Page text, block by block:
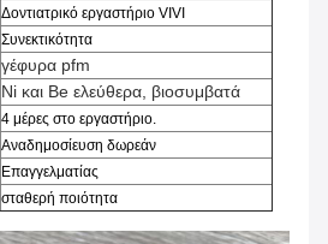
Δοντιατρικό εργαστήριο VIVI
Συνεκτικότητα
γέφυρα pfm
Ni και Be ελεύθερα, βιοσυμβατά
4 μέρες στο εργαστήριο.
Αναδημοσίευση δωρεάν
Επαγγελματίας
σταθερή ποιότητα